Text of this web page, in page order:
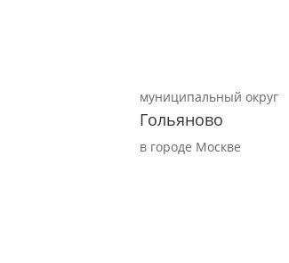
муниципальный округ
Гольяново
в городе Москве